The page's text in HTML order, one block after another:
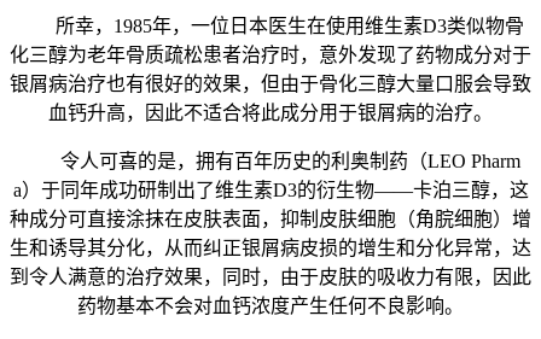
所幸，1985年，一位日本医生在使用维生素D3类似物骨
化三醇为老年骨质疏松患者治疗时，意外发现了药物成分对于
银屑病治疗也有很好的效果，但由于骨化三醇大量口服会导致
血钙升高，因此不适合将此成分用于银屑病的治疗。
令人可喜的是，拥有百年历史的利奥制药（LEO Pharm
a）于同年成功研制出了维生素D3的衍生物——卡泊三醇，这
种成分可直接涂抹在皮肤表面，抑制皮肤细胞（角脘细胞）增
生和诱导其分化，从而纠正银屑病皮损的增生和分化异常，达
到令人满意的治疗效果，同时，由于皮肤的吸收力有限，因此
药物基本不会对血钙浓度产生任何不良影响。